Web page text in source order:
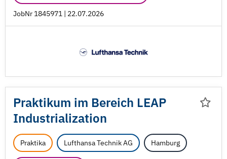
JobNr 1845971 | 22.07.2026
Praktikum im Bereich LEAP
Industrialization
Praktika Lufthansa Technik AG Hamburg